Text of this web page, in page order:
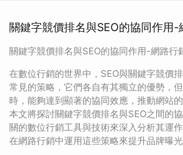
關鍵字競價排名與SEO的協同作用-
關鍵字競價排名與SEO的協同作用-網路行
在數位行銷的世界中，SEO與關鍵字競價
常見的策略，它們各自有其獨立的優勢，
時，能夠達到顯著的協同效應，推動網站的
本文將探討關鍵字競價排名與SEO之間的
關的數位行銷工具與技術來深入分析其運
在網路行銷中運用這些策略來提升品牌曝光